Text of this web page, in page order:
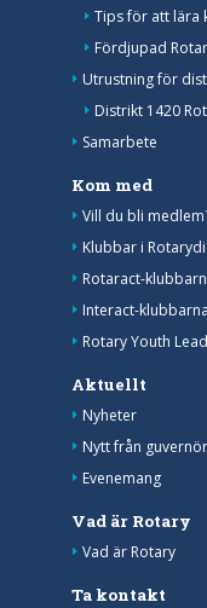
Tips för att lära
Fördjupad
Utrustning för
Distrikt 1420
Samarbete
Kom med
Vill du bli
Klubbar i
Rotaract-
Interact-klubbarna
Rotary Youth
Aktuellt
Nyheter
Nytt från
Evenemang
Vad är Rotary
Vad är Rotary
Ta kontakt